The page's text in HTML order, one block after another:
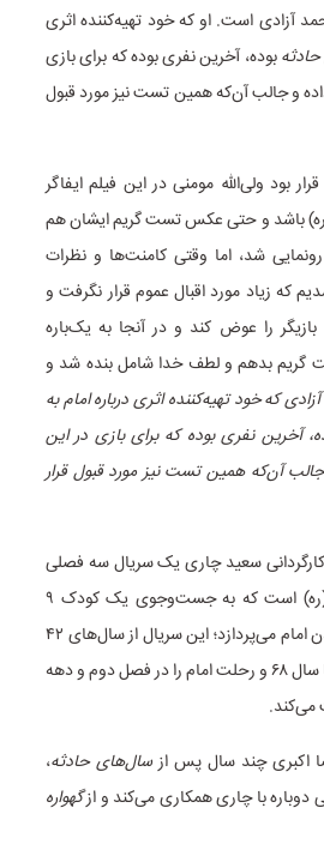
آزادی است. او که خود تهیه‌کننده اثری
بوده، آخرین نفری بوده که برای بازی
و جالب آن‌که همین تست نیز مورد قبول
بود ولی‌الله مومنی در این فیلم ایفاگر
باشد و حتی عکس تست گریم ایشان هم
شد، اما وقتی کامنت‌ها و نظرات
که زیاد مورد اقبال عموم قرار نگرفت و
را عوض کند و در آنجا به یک‌باره
بدهم و لطف خدا شامل بنده شد و
که خود تهیه‌کننده اثری درباره امام به
آخرین نفری بوده که برای بازی در این
آن‌که همین تست نیز مورد قبول قرار
سعید چاری یک سریال سه فصلی
درباره زندگی امام خمینی(ره) است که به جست‌وجوی یک کودک ۹
ساله در سه فصل برای دیدن امام می‌پردازد؛ این سریال از سال‌های ۴۲
تا ۵۷ را در یک فصل، ۵۷ تا سال ۶۸ و رحلت امام را در فصل دوم و دهه
اکبری چند سال پس ازسال‌های حادثه،
دوباره با چاری همکاری می‌کند و ازگهواره